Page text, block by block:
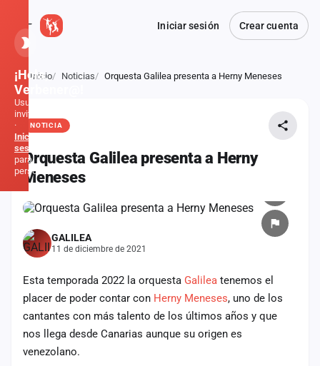
Iniciar sesión Crear cuenta
Atrás
Inicio Noticias Orquesta Galilea presenta a Herny Meneses
NOTICIA
Orquesta Galilea presenta a Herny
Meneses
GALILEA
11 de diciembre de 2021
Esta temporada 2022 la orquesta Galilea tenemos el
placer de poder contar con Herny Meneses, uno de los
cantantes con más talento de los últimos años y que
nos llega desde Canarias aunque su origen es
venezolano.
¡Hola,
Verbener@!
Usuario
invitado
·
Inicia
sesión
para
personalizar
Inicio
Noticias
Formaciones
Fiestas
Mapa
de